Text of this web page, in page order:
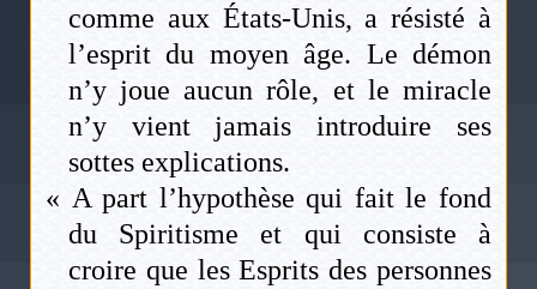
comme aux États-Unis, a résisté à
l’esprit du moyen âge. Le démon
n’y joue aucun rôle, et le miracle
n’y vient jamais introduire ses
sottes explications.
« A part l’hypothèse qui fait le fond
du Spiritisme et qui consiste à
croire que les Esprits des personnes